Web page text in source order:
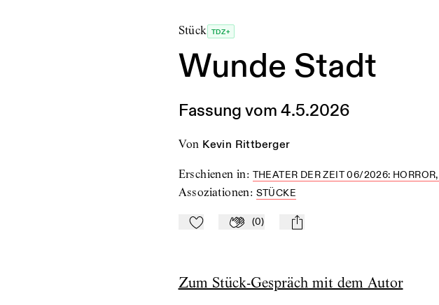
Stück TDZ+
Wunde Stadt
Fassung vom 4.5.2026
von Kevin Rittberger
Erschienen in: THEATER DER ZEIT 06/2026:
Assoziationen: STÜCKE
Zu Mein-TdZ hinzufügen
Applaudieren
(0) mail
Zum Stück-Gespräch mit dem Autor